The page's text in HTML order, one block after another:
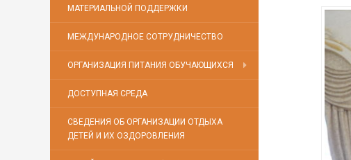
МАТЕРИАЛЬНОЙ ПОДДЕРЖКИ
МЕЖДУНАРОДНОЕ СОТРУДНИЧЕСТВО
ОРГАНИЗАЦИЯ ПИТАНИЯ ОБУЧАЮЩИХСЯ
ДОСТУПНАЯ СРЕДА
СВЕДЕНИЯ ОБ ОРГАНИЗАЦИИ ОТДЫХА
ДЕТЕЙ И ИХ ОЗДОРОВЛЕНИЯ